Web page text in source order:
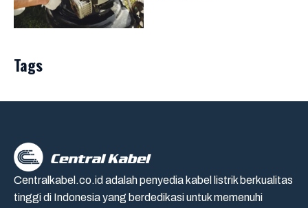
Tags
Centralkabel.co.id adalah penyedia kabel listrik berkualitas
tinggi di Indonesia yang berdedikasi untuk memenuhi